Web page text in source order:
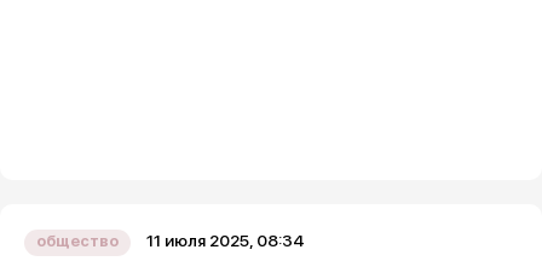
общество 11 июля 2025, 08:34